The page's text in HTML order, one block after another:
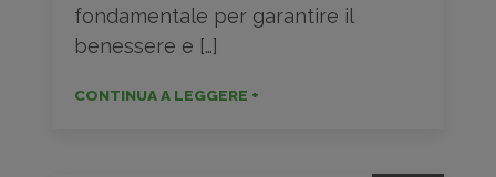
fondamentale per garantire il
benessere e […]
CONTINUA A LEGGERE +